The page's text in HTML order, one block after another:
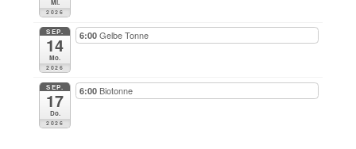
Mi.
2026
SEP.
14
Mo.
2026
6:00Gelbe Tonne
SEP.
17
Do.
2026
6:00 Biotonne